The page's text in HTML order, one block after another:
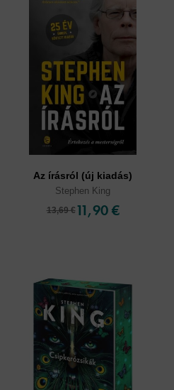
Az írásról (új kiadás)
Stephen King
13,69 € 11,90 €